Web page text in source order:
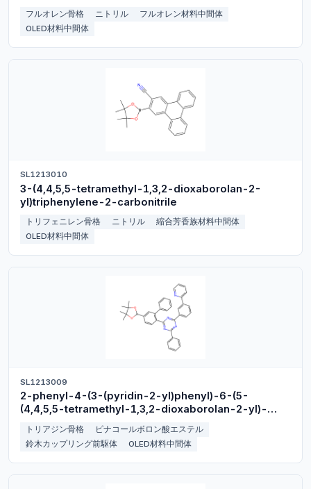
carbonitrile
フルオレン骨格 ニトリル
フルオレン材料中間体
OLED材料中間体
SL1213010
3-(4,4,5,5-tetramethyl-1,3,2-dioxaborolan-2-
yl)triphenylene-2-carbonitrile
トリフェニレン骨格 ニトリル
縮合芳香族材料中間体
OLED材料中間体
SL1213009
2-phenyl-4-(3-(pyridin-2-yl)phenyl)-6-(5-
(4,4,5,5-tetramethyl-1,3,2-dioxaborolan-2-yl)-
[1,1'-biphenyl]-2-yl)-1,3,5-triazine
トリアジン骨格
ピナコールボロン酸エステル
鈴木カップリング前駆体
OLED材料中間体